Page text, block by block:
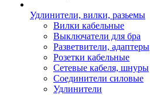
Удлинители, вилки, разьемы
Вилки кабельные
Выключатели для бра
Разветвители, адаптеры
Розетки кабельные
Сетевые кабеля, шнуры
Соединители силовые
Удлинители